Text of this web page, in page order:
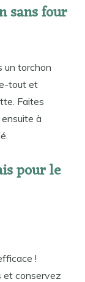
sans four
un torchon
tout et
Faites
à
pour le
!
et conservez